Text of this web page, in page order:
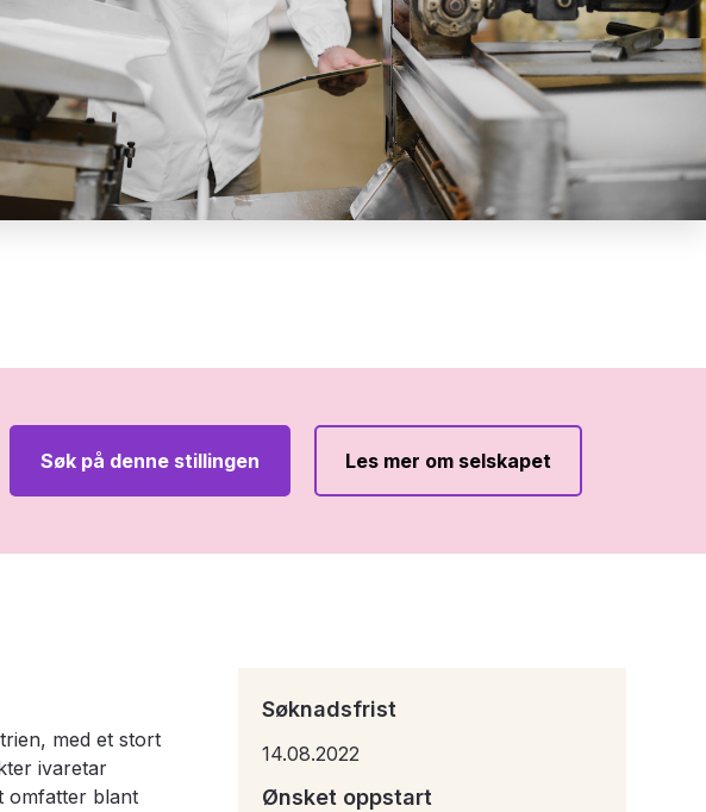
Søk på denne stillingen Les mer om selskapet
med et stort
ivaretar
omfatter blant
Søknadsfrist
14.08.2022
Ønsket oppstart